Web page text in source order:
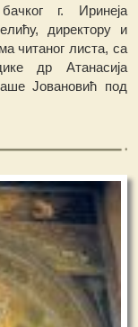
г. Иринеја
директору и
читаног листа, са
др Атанасија
Јовановић под